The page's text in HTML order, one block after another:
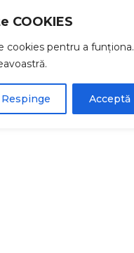
COOKIES
cookies pentru a funționa.
Respinge Acceptă